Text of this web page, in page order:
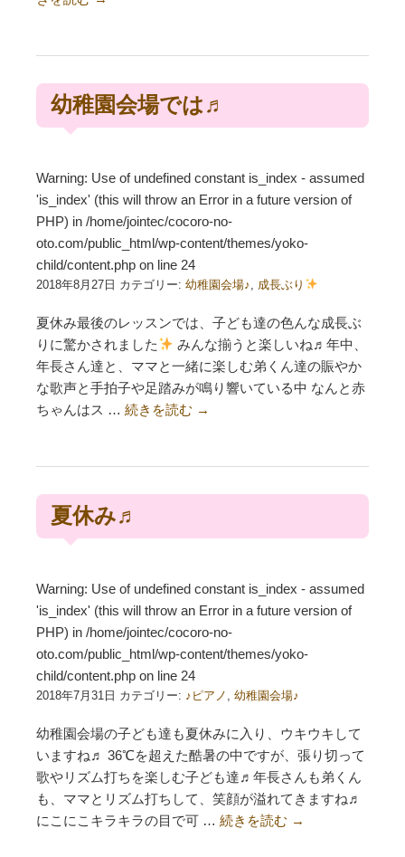
幼稚園会場では♬
Warning: Use of undefined constant is_index - assumed
'is_index' (this will throw an Error in a future version of
PHP) in /home/jointec/cocoro-no-
oto.com/public_html/wp-content/themes/yoko-
child/content.php on line 24
2018年8月27日 カテゴリー: 幼稚園会場♪, 成長ぶり
夏休み最後のレッスンでは、子ども達の色んな成長ぶ
りに驚かされました
みんな揃うと楽しいね♬年中、
年長さん達と、ママと一緒に楽しむ弟くん達の賑やか
な歌声と手拍子や足踏みが鳴り響いている中 なんと赤
ちゃんはス … 続きを読む →
夏休み♬
Warning: Use of undefined constant is_index - assumed
'is_index' (this will throw an Error in a future version of
PHP) in /home/jointec/cocoro-no-
oto.com/public_html/wp-content/themes/yoko-
child/content.php on line 24
2018年7月31日 カテゴリー: ♪ピアノ , 幼稚園会場♪
幼稚園会場の子ども達も夏休みに入り、ウキウキして
いますね♬ 36℃を超えた酷暑の中ですが、張り切って
歌やリズム打ちを楽しむ子ども達♬年長さんも弟くん
も、ママとリズム打ちして、笑顔が溢れてきますね♬
にこにこキラキラの目で可 … 続きを読む →